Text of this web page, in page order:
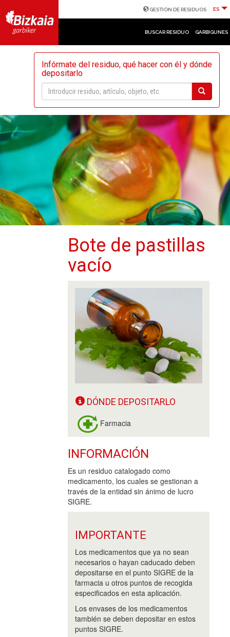
GESTIÓN DE RESIDUOS ES
BUSCAR RESIDUO GARBIGUNES
Infórmate del residuo, qué hacer con él y dónde
depositarlo
Bote de pastillas
vacío
DÓNDE DEPOSITARLO
Farmacia
INFORMACIÓN
Es un residuo catalogado como
medicamento, los cuales se gestionan a
través de la entidad sin ánimo de lucro
SIGRE.
IMPORTANTE
Los medicamentos que ya no sean
necesarios o hayan caducado deben
depositarse en el punto SIGRE de la
farmacia u otros puntos de recogida
especificados en esta aplicación.
Los envases de los medicamentos
también se deben depositar en estos
puntos SIGRE.